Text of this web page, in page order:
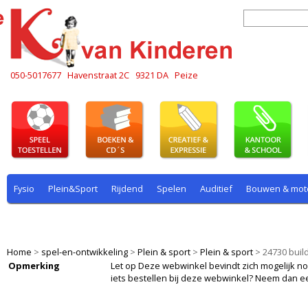
050-5017677 Havenstraat 2C 9321 DA Peize
Fysio Plein&Sport Rijdend Spelen Auditief Bouwen &
Home > spel-en-ontwikkeling > Plein & sport > Plein & sport > 24730
Opmerking
Let op Deze webwinkel bevindt zich mogelijk
iets bestellen bij deze webwinkel? Neem dan